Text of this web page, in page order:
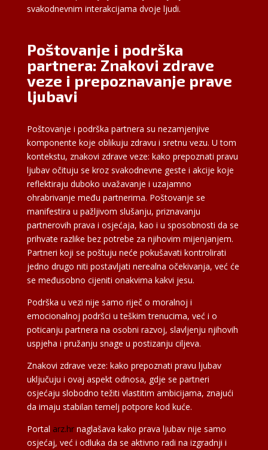
svakodnevnim interakcijama dvoje ljudi.
Poštovanje i podrška
partnera: Znakovi zdrave
veze i prepoznavanje prave
ljubavi
Poštovanje i podrška partnera su nezamjenjive
komponente koje oblikuju zdravu i sretnu vezu. U tom
kontekstu, znakovi zdrave veze: kako prepoznati pravu
ljubav očituju se kroz svakodnevne geste i akcije koje
reflektiraju duboko uvažavanje i uzajamno
ohrabrivanje među partnerima. Poštovanje se
manifestira u pažljivom slušanju, priznavanju
partnerovih prava i osjećaja, kao i u sposobnosti da se
prihvate razlike bez potrebe za njihovim mijenjanjem.
Partneri koji se poštuju neće pokušavati kontrolirati
jedno drugo niti postavljati nerealna očekivanja, već će
se međusobno cijeniti onakvima kakvi jesu.
Podrška u vezi nije samo riječ o moralnoj i
emocionalnoj podršci u teškim trenucima, već i o
poticanju partnera na osobni razvoj, slavljenju njihovih
uspjeha i pružanju snage u postizanju ciljeva.
Znakovi zdrave veze: kako prepoznati pravu ljubav
uključuju i ovaj aspekt odnosa, gdje se partneri
osjećaju slobodno težiti vlastitim ambicijama, znajući
da imaju stabilan temelj potpore kod kuće.
Portal arz.hrnaglašava kako prava ljubav nije samo
osjećaj, već i odluka da se aktivno radi na izgradnji i